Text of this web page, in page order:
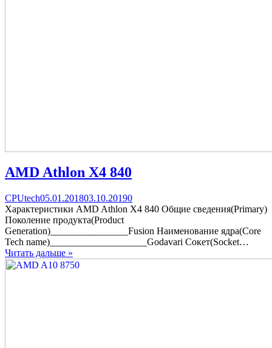
AMD Athlon X4 840
Categories
CPUtechPosted
on
05.01.201803.10.20190comments
on
Athlon
Характеристики AMD Athlon X4 840 Общие сведения(Primary)
Поколение продукта(Product
Generation)________________Fusion Наименование ядра(Core
Tech name)____________________Godavari Сокет(Socket…
Читать дальше »